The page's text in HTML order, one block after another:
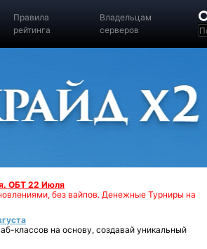
Правила
рейтинга
Владельцам
серверов
ОБТ 22 Июля
без вайпов. Денежные Турниры на
классов на основу, создавай уникальный